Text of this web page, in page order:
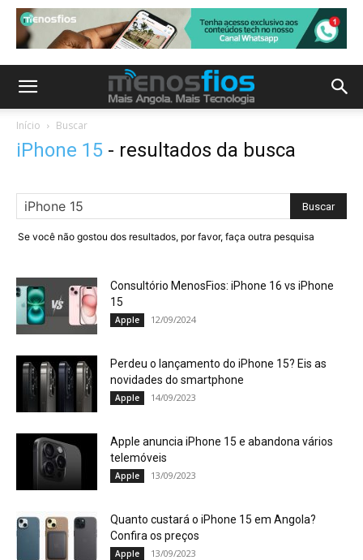
Início Buscar
iPhone 15 - resultados da busca
Se você não gostou dos resultados, por favor, faça outra pesquisa
Consultório MenosFios: iPhone 16 vs iPhone
15
Apple 12/09/2024
Perdeu o lançamento do iPhone 15? Eis as
novidades do smartphone
Apple 14/09/2023
Apple anuncia iPhone 15 e abandona vários
telemóveis
Apple 13/09/2023
Quanto custará o iPhone 15 em Angola?
Confira os preços
Apple 13/09/2023